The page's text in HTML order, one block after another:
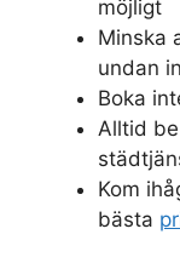
möjligt
Minska
undan
Boka
Alltid
Kom
bästa